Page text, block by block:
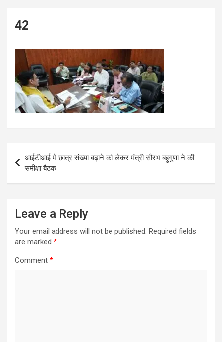
42
navigation
आईटीआई में छात्र संख्या बढ़ाने को लेकर मंत्री सौरभ बहुगुणा ने की
समीक्षा बैठक
Leave a Reply
Your email address will not be published. Required fields
are marked *
Comment *